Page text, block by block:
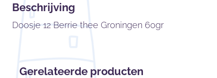
Beschrijving
Doosje 12 Berrie thee Groningen 60gr
Gerelateerde producten